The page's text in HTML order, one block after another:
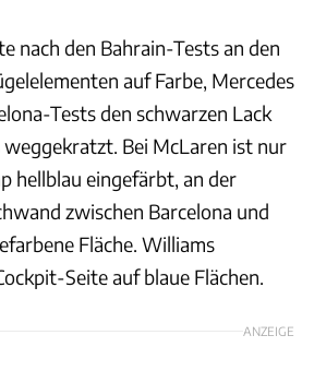
nach den Bahrain-Tests an den
auf Farbe, Mercedes
Tests den schwarzen Lack
Bei McLaren ist nur
hellblau eingefärbt, an der
zwischen Barcelona und
Fläche. Williams
Seite auf blaue Flächen.
ANZEIGE